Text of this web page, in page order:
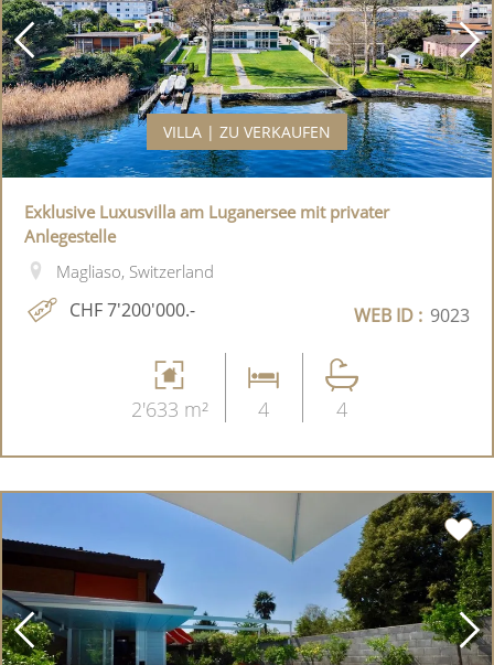
VILLA | ZU VERKAUFEN
Exklusive Luxusvilla am Luganersee mit privater
Anlegestelle
Magliaso, Switzerland
CHF 7'200'000.- WEB ID : 9023
2'633 m² 4 4